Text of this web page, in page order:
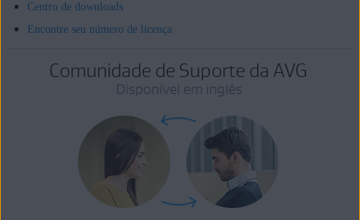
Centro de downloads
Encontre seu número de licença
Comunidade de Suporte da AVG
Disponível em inglês